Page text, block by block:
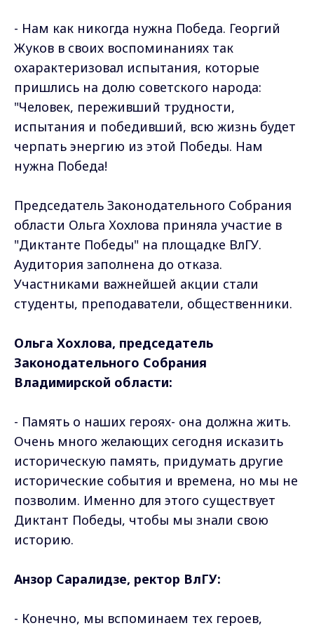
- Нам как никогда нужна Победа. Георгий
Жуков в своих воспоминаниях так
охарактеризовал испытания, которые
пришлись на долю советского народа:
"Человек, переживший трудности,
испытания и победивший, всю жизнь будет
черпать энергию из этой Победы. Нам
нужна Победа!
Председатель Законодательного Собрания
области Ольга Хохлова приняла участие в
"Диктанте Победы" на площадке ВлГУ.
Аудитория заполнена до отказа.
Участниками важнейшей акции стали
студенты, преподаватели, общественники.
Ольга Хохлова, председатель
Законодательного Собрания
Владимирской области:
- Память о наших героях- она должна жить.
Очень много желающих сегодня исказить
историческую память, придумать другие
исторические события и времена, но мы не
позволим. Именно для этого существует
Диктант Победы, чтобы мы знали свою
историю.
Анзор Саралидзе, ректор ВлГУ:
- Конечно, мы вспоминаем тех героев,